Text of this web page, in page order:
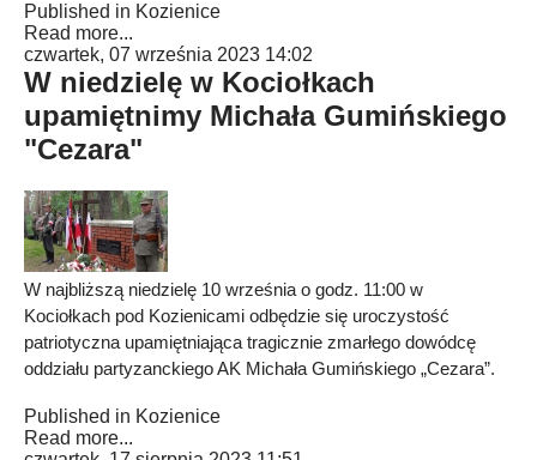
Published in Kozienice
Read more...
czwartek, 07 września 2023 14:02
W niedzielę w Kociołkach
upamiętnimy Michała Gumińskiego
"Cezara"
W najbliższą niedzielę 10 września o godz. 11:00 w
Kociołkach pod Kozienicami odbędzie się uroczystość
patriotyczna upamiętniająca tragicznie zmarłego dowódcę
oddziału partyzanckiego AK Michała Gumińskiego „Cezara”.
Published in Kozienice
Read more...